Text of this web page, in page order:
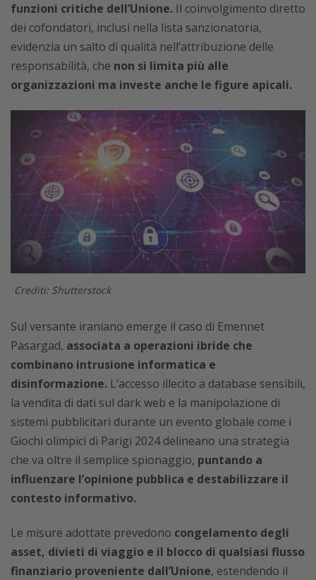
funzioni critiche dell’Unione. Il coinvolgimento diretto
dei cofondatori, inclusi nella lista sanzionatoria,
evidenzia un salto di qualità nell’attribuzione delle
responsabilità, che non si limita più alle
organizzazioni ma investe anche le figure apicali.
Crediti: Shutterstock
Sul versante iraniano emerge il caso di Emennet
Pasargad, associata a operazioni ibride che
combinano intrusione informatica e
disinformazione. L’accesso illecito a database sensibili,
la vendita di dati sul dark web e la manipolazione di
sistemi pubblicitari durante un evento globale come i
Giochi olimpici di Parigi 2024 delineano una strategia
che va oltre il semplice spionaggio, puntando a
influenzare l’opinione pubblica e destabilizzare il
contesto informativo.
Le misure adottate prevedono congelamento degli
asset, divieti di viaggio e il blocco di qualsiasi flusso
finanziario proveniente dall’Unione, estendendo il